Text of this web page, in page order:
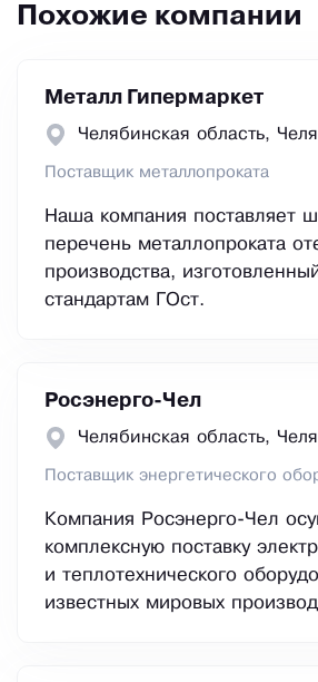
Похожие компании
Металл Гипермаркет
Челябинская область,
Поставщик металлопроката
Наша компания поставляет
перечень металлопроката
производства,
стандартам ГОст.
Росэнерго-Чел
Челябинская область,
Поставщик энергетического
Компания Росэнерго-Чел
комплексную поставку
и теплотехнического
известных мировых